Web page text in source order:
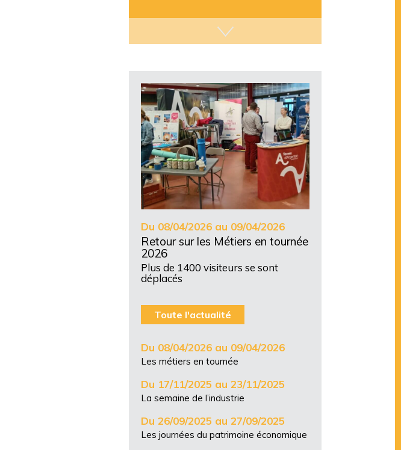
Du 08/04/2026 au 09/04/2026
Retour sur les Métiers en tournée
2026
Plus de 1400 visiteurs se sont
déplacés
Toute l'actualité
Du 08/04/2026 au 09/04/2026
Les métiers en tournée
Du 17/11/2025 au 23/11/2025
La semaine de l’industrie
Du 26/09/2025 au 27/09/2025
Les journées du patrimoine économique